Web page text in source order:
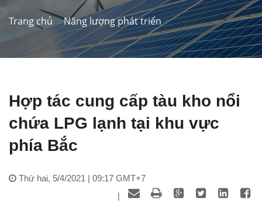
Trang chủ Năng lượng phát triển
Hợp tác cung cấp tàu kho nổi
chứa LPG lạnh tại khu vực
phía Bắc
Thứ hai, 5/4/2021 | 09:17 GMT+7
|